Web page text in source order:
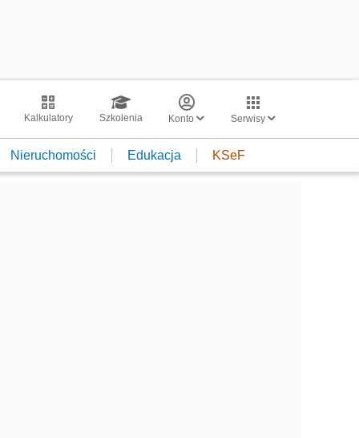
Kalkulatory Szkolenia Konto Serwisy
Nieruchomości Edukacja KSeF